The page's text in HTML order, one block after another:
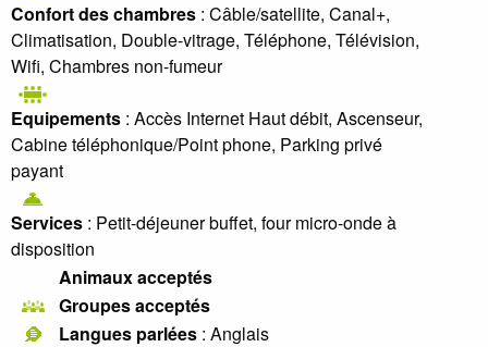
Confort des chambres : Câble/satellite, Canal+,
Climatisation, Double-vitrage, Téléphone, Télévision,
Wifi, Chambres non-fumeur
Equipements : Accès Internet Haut débit, Ascenseur,
Cabine téléphonique/Point phone, Parking privé
payant
Services : Petit-déjeuner buffet, four micro-onde à
disposition
Animaux acceptés
Groupes acceptés
Langues parlées : Anglais